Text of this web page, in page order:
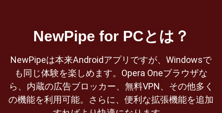
NewPipe for PCとは？
NewPipeは本来Androidアプリですが、Windowsで
も同じ体験を楽しめます。Opera Oneブラウザな
ら、内蔵の広告ブロッカー、無料VPN、その他多く
の機能を利用可能。さらに、便利な拡張機能を追加